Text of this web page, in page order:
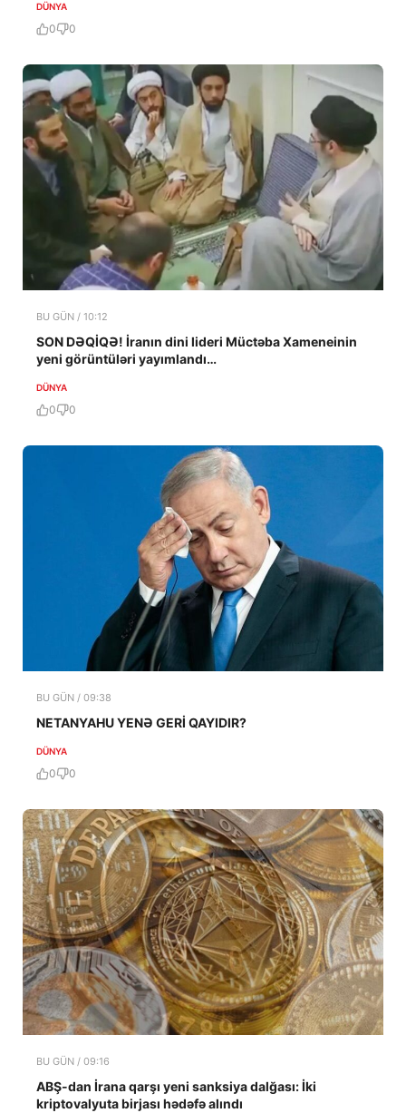
DÜNYA
0 0
BU GÜN / 10:12
SON DƏQİQƏ! İranın dini lideri Müctəba Xameneinin
yeni görüntüləri yayımlandı…
DÜNYA
0 0
BU GÜN / 09:38
NETANYAHU YENƏ GERİ QAYIDIR?
DÜNYA
0 0
BU GÜN / 09:16
ABŞ-dan İrana qarşı yeni sanksiya dalğası: İki
kriptovalyuta birjası hədəfə alındı